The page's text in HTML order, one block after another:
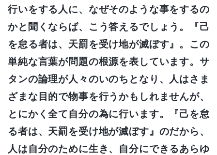
行いをする人に、なぜそのような事をするの
かと聞くならば、こう答えるでしょう。『己
を怠る者は、天罰を受け地が滅ぼす』。この
単純な言葉が問題の根源を表しています。サ
タンの論理が人々のいのちとなり、人はさま
ざまな目的で物事を行うかもしれませんが、
とにかく全て自分の為に行います。『己を怠
る者は、天罰を受け地が滅ぼす』のだから、
人は自分のために生き、自分にできるあらゆ